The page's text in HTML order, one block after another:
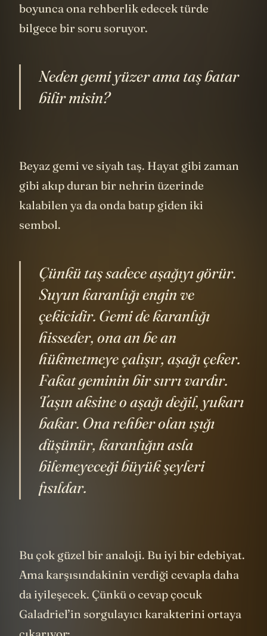
göstermek üzere bir kez daha hayatı
boyunca ona rehberlik edecek türde
Neden gemi yüzer ama taş batar
Beyaz gemi ve siyah taş. Hayat gibi zaman
gibi akıp duran bir nehrin üzerinde
kalabilen ya da onda batıp giden iki
Çünkü taş sadece aşağıyı görür.
Suyun karanlığı engin ve
çekicidir. Gemi de karanlığı
hisseder, ona an be an
hükmetmeye çalışır, aşağı çeker.
Fakat geminin bir sırrı vardır.
Taşın aksine o aşağı değil, yukarı
bakar. Ona rehber olan ışığı
düşünür, karanlığın asla
bilemeyeceği büyük şeyleri
Bu çok güzel bir analoji. Bu iyi bir edebiyat.
Ama karşısındakinin verdiği cevapla daha
da iyileşecek. Çünkü o cevap çocuk
Galadriel’in sorgulayıcı karakterini ortaya